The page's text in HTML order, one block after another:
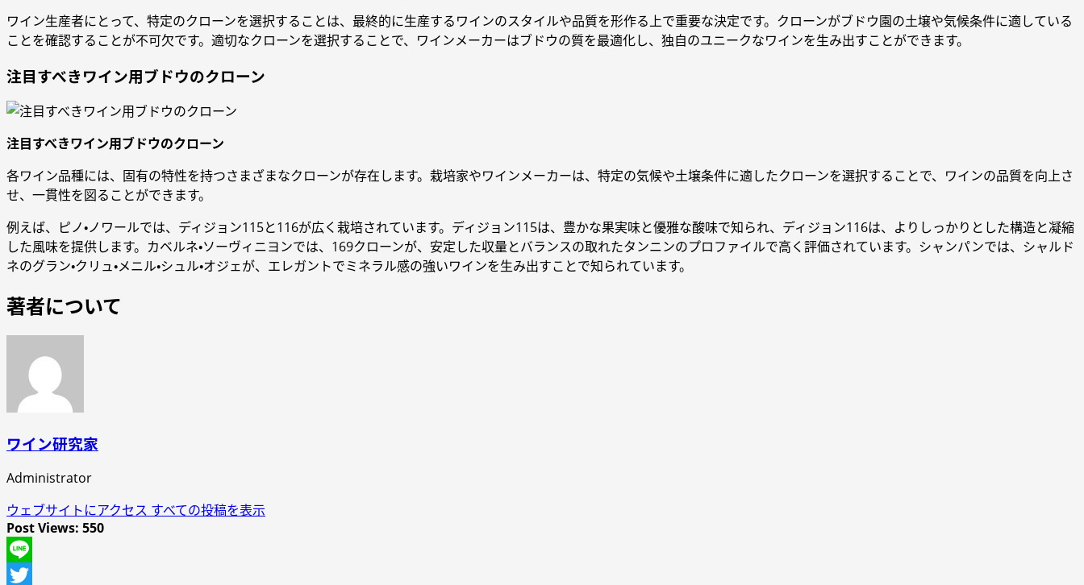
ワイン生産者にとって、特定のクローンを選択することは、最終的に生産するワインのスタイルや品質を形作る上で重要な決定です。クローンがブドウ園の土壌や気候条件に適している
ことを確認することが不可欠です。適切なクローンを選択することで、ワインメーカーはブドウの質を最適化し、独自のユニークなワインを生み出すことができます。
注目すべきワイン用ブドウのクローン
注目すべきワイン用ブドウのクローン
各ワイン品種には、固有の特性を持つさまざまなクローンが存在します。栽培家やワインメーカーは、特定の気候や土壌条件に適したクローンを選択することで、ワインの品質を向上さ
せ、一貫性を図ることができます。
例えば、ピノ・ノワールでは、ディジョン115と116が広く栽培されています。ディジョン115は、豊かな果実味と優雅な酸味で知られ、ディジョン116は、よりしっかりとした構造と凝縮
した風味を提供します。カベルネ・ソーヴィニヨンでは、169クローンが、安定した収量とバランスの取れたタンニンのプロファイルで高く評価されています。シャンパンでは、シャルド
ネのグラン・クリュ・メニル・シュル・オジェが、エレガントでミネラル感の強いワインを生み出すことで知られています。
著者について
ワイン研究家
Administrator
ウェブサイトにアクセス すべての投稿を表示
Post Views: 550
Line